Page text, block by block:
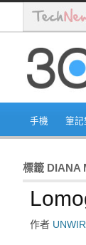
手機 筆記
標籤 DIANA
作者